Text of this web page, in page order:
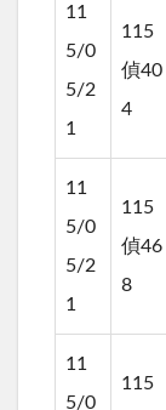
11
5/0
5/2
1
115
偵40
4
11
5/0
5/2
1
115
偵46
8
11
5/0
115